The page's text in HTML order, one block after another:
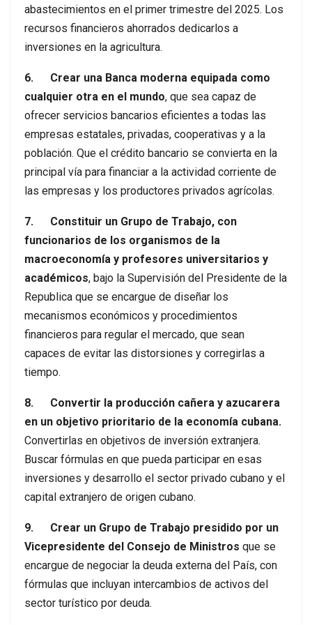
abastecimientos en el primer trimestre del 2025. Los
recursos financieros ahorrados dedicarlos a
inversiones en la agricultura.
6. Crear una Banca moderna equipada como
cualquier otra en el mundo, que sea capaz de
ofrecer servicios bancarios eficientes a todas las
empresas estatales, privadas, cooperativas y a la
población. Que el crédito bancario se convierta en la
principal vía para financiar a la actividad corriente de
las empresas y los productores privados agrícolas.
7. Constituir un Grupo de Trabajo, con
funcionarios de los organismos de la
macroeconomía y profesores universitarios y
académicos, bajo la Supervisión del Presidente de la
Republica que se encargue de diseñar los
mecanismos económicos y procedimientos
financieros para regular el mercado, que sean
capaces de evitar las distorsiones y corregirlas a
tiempo.
8. Convertir la producción cañera y azucarera
en un objetivo prioritario de la economía cubana.
Convertirlas en objetivos de inversión extranjera.
Buscar fórmulas en que pueda participar en esas
inversiones y desarrollo el sector privado cubano y el
capital extranjero de origen cubano.
9. Crear un Grupo de Trabajo presidido por un
Vicepresidente del Consejo de Ministros que se
encargue de negociar la deuda externa del País, con
fórmulas que incluyan intercambios de activos del
sector turístico por deuda.